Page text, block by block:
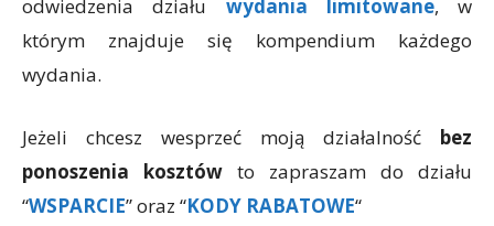
odwiedzenia działu wydania limitowane, w
którym znajduje się kompendium każdego
wydania.
Jeżeli chcesz wesprzeć moją działalność bez
ponoszenia kosztów to zapraszam do działu
“WSPARCIE” oraz “KODY RABATOWE“